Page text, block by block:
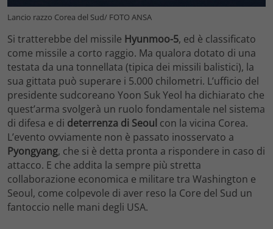
Lancio razzo Corea del Sud/ FOTO ANSA
Si tratterebbe del missile Hyunmoo-5, ed è classificato
come missile a corto raggio. Ma qualora dotato di una
testata da una tonnellata (tipica dei missili balistici), la
sua gittata può superare i 5.000 chilometri. L’ufficio del
presidente sudcoreano Yoon Suk Yeol ha dichiarato che
quest’arma svolgerà un ruolo fondamentale nel sistema
di difesa e di deterrenza di Seoul con la vicina Corea.
L’evento ovviamente non è passato inosservato a
Pyongyang, che si è detta pronta a rispondere in caso di
attacco. E che addita la sempre più stretta
collaborazione economica e militare tra Washington e
Seoul, come colpevole di aver reso la Core del Sud un
fantoccio nelle mani degli USA.